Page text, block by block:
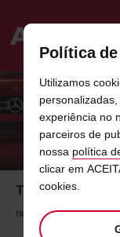
Avis
TELMA
Telma Monteiro é
novembro de 2011
Política
Utilizamos
experiência no
parceiros de
nossa política
clicar em
cookies.